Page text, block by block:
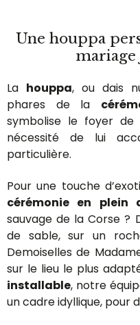
Une houppa
mariage
La houppa, ou dais
phares de la
symbolise le foyer de
nécessité de lui
particulière.
Pour une touche
cérémonie en plein
sauvage de la Corse ?
de sable, sur un
Demoiselles de
sur le lieu le plus
installable, notre
un cadre idyllique, pour